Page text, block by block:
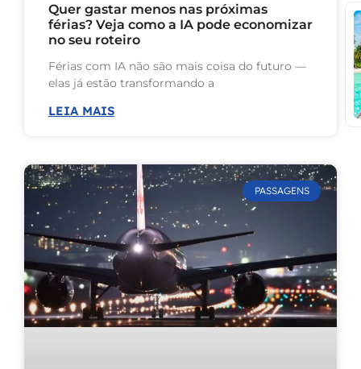
Quer gastar menos nas próximas
férias? Veja como a IA pode economizar
no seu roteiro
Férias com IA não são mais coisa do futuro —
elas já estão transformando a
LEIA MAIS
PASSAGENS